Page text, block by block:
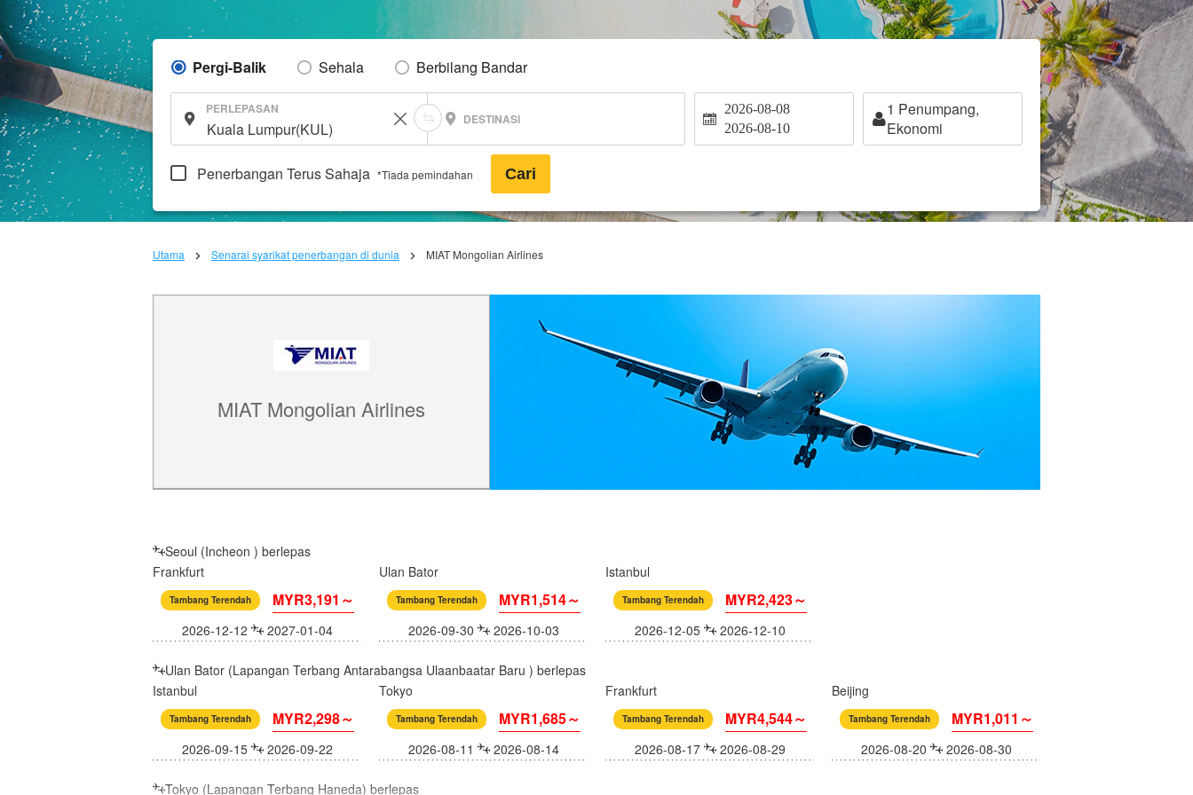
Pergi-Balik Sehala Berbilang Bandar
PERLEPASAN
DESTINASI
2026-08-08
2026-08-10
1 Penumpang,
Ekonomi
Penerbangan Terus Sahaja *Tiada pemindahan Cari
Utama Senarai syarikat penerbangan di dunia MIAT Mongolian Airlines
MIAT Mongolian Airlines
Seoul (Incheon ) berlepas
Frankfurt
Tambang Terendah MYR3,191～
2026-12-12 2027-01-04
Ulan Bator
Tambang Terendah MYR1,514～
2026-09-30 2026-10-03
Istanbul
Tambang Terendah MYR2,423～
2026-12-05 2026-12-10
Ulan Bator (Lapangan Terbang Antarabangsa Ulaanbaatar Baru ) berlepas
Istanbul
Tambang Terendah MYR2,298～
2026-09-15 2026-09-22
Tokyo
Tambang Terendah MYR1,685～
2026-08-11 2026-08-14
Frankfurt
Tambang Terendah MYR4,544～
2026-08-17 2026-08-29
Beijing
Tambang Terendah MYR1,011～
2026-08-20 2026-08-30
Tokyo (Lapangan Terbang Haneda) berlepas